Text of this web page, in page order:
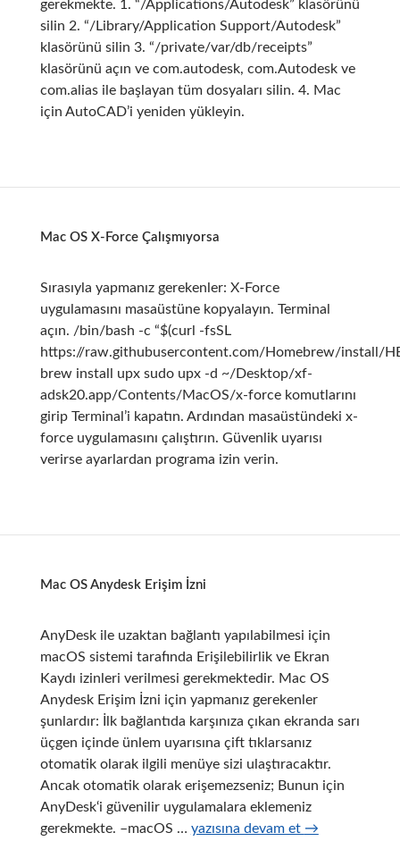
gerekmekte. 1. “/Applications/Autodesk” klasörünü
silin 2. “/Library/Application Support/Autodesk”
klasörünü silin 3. “/private/var/db/receipts”
klasörünü açın ve com.autodesk, com.Autodesk ve
com.alias ile başlayan tüm dosyaları silin. 4. Mac
için AutoCAD’i yeniden yükleyin.
Mac OS X-Force Çalışmıyorsa
Sırasıyla yapmanız gerekenler: X-Force
uygulamasını masaüstüne kopyalayın. Terminal
açın. /bin/bash -c “$(curl -fsSL
https://raw.githubusercontent.com/Homebrew/install/
brew install upx sudo upx -d ~/Desktop/xf-
adsk20.app/Contents/MacOS/x-force komutlarını
girip Terminal’i kapatın. Ardından masaüstündeki x-
force uygulamasını çalıştırın. Güvenlik uyarısı
verirse ayarlardan programa izin verin.
Mac OS Anydesk Erişim İzni
AnyDesk ile uzaktan bağlantı yapılabilmesi için
macOS sistemi tarafında Erişilebilirlik ve Ekran
Kaydı izinleri verilmesi gerekmektedir. Mac OS
Anydesk Erişim İzni için yapmanız gerekenler
şunlardır: İlk bağlantıda karşınıza çıkan ekranda sarı
üçgen içinde ünlem uyarısına çift tıklarsanız
otomatik olarak ilgili menüye sizi ulaştıracaktır.
Ancak otomatik olarak erişemezseniz; Bunun için
AnyDesk‘i güvenilir uygulamalara eklemeniz
gerekmekte. –macOS … Mac
yazısına devam et →